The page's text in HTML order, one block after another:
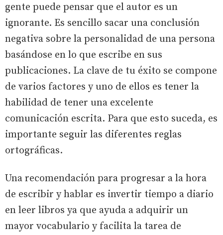
gente puede pensar que el autor es un
ignorante. Es sencillo sacar una conclusión
negativa sobre la personalidad de una persona
basándose en lo que escribe en sus
publicaciones. La clave de tu éxito se compone
de varios factores y uno de ellos es tener la
habilidad de tener una excelente
comunicación escrita. Para que esto suceda, es
importante seguir las diferentes reglas
ortográficas.
Una recomendación para progresar a la hora
de escribir y hablar es invertir tiempo a diario
en leer libros ya que ayuda a adquirir un
mayor vocabulario y facilita la tarea de